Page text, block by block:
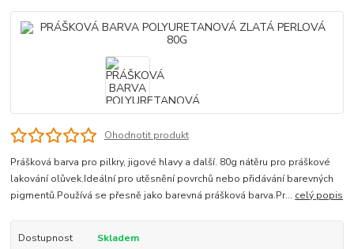
Ohodnotit produkt
Prášková barva pro pilkry, jigové hlavy a další. 80g nátěru pro práškové
lakování olůvek.Ideální pro utěsnění povrchů nebo přidávání barevných
pigmentů.Používá se přesně jako barevná prášková barva.Pr... celý popis
Dostupnost Skladem